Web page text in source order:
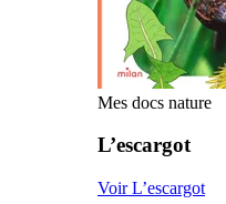
Mes docs nature
L’escargot
Voir L’escargot